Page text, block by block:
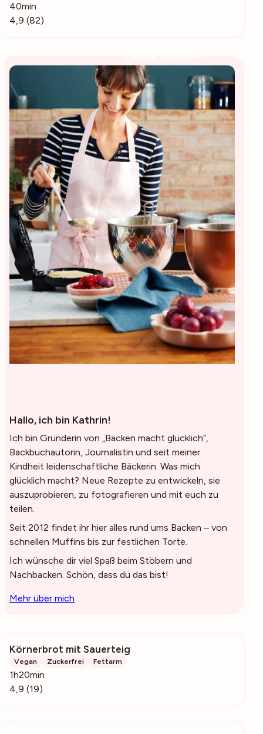
40min
4,9 (82)
Hallo, ich bin Kathrin!
Ich bin Gründerin von „Backen macht glücklich“,
Backbuchautorin, Journalistin und seit meiner
Kindheit leidenschaftliche Bäckerin. Was mich
glücklich macht? Neue Rezepte zu entwickeln, sie
auszuprobieren, zu fotografieren und mit euch zu
teilen.
Seit 2012 findet ihr hier alles rund ums Backen – von
schnellen Muffins bis zur festlichen Torte.
Ich wünsche dir viel Spaß beim Stöbern und
Nachbacken. Schön, dass du das bist!
Mehr über mich
Körnerbrot mit Sauerteig
Vegan Zuckerfrei Fettarm
1h20min
4,9 (19)